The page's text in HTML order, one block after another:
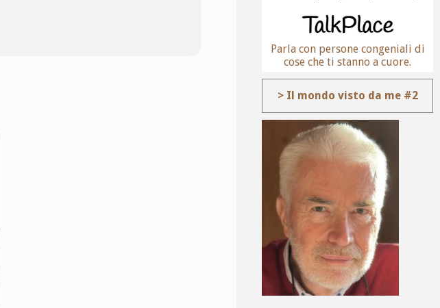
Parla con persone congeniali di
cose che ti stanno a cuore.
> Il mondo visto da me #2